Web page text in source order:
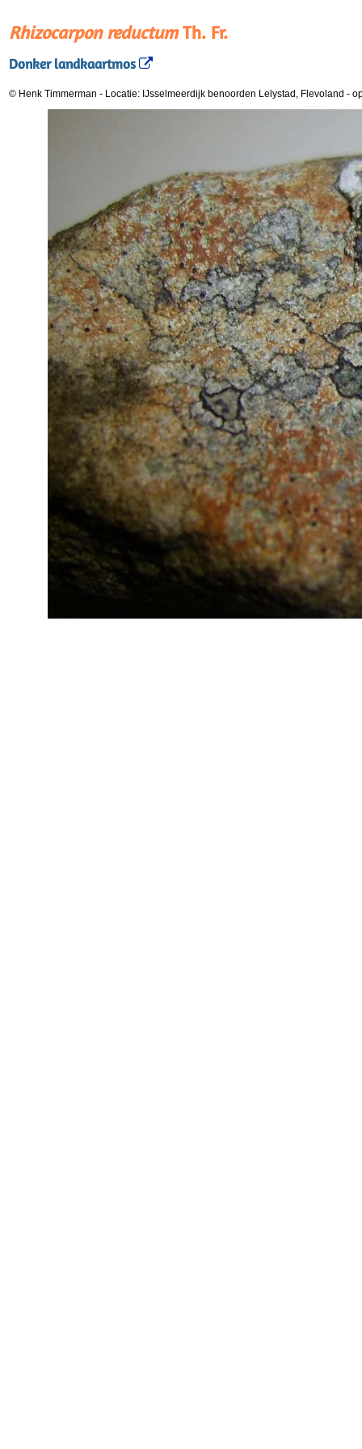
Rhizocarpon reductumTh. Fr.
Donker landkaartmos
© Henk Timmerman - Locatie: IJsselmeerdijk benoorden Lelystad, Flevoland -